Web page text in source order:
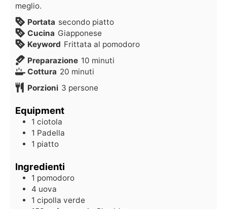
meglio.
Portata secondo piatto
Cucina Giapponese
Keyword Frittata al pomodoro
Preparazione 10 minuti
Cottura 20 minuti
Porzioni 3 persone
Equipment
1 ciotola
1 Padella
1 piatto
Ingredienti
1 pomodoro
4 uova
1 cipolla verde